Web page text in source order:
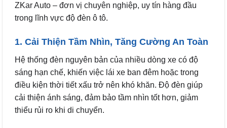
ZKar Auto – đơn vị chuyên nghiệp, uy tín hàng đầu
trong lĩnh vực độ đèn ô tô.
1. Cải Thiện Tầm Nhìn, Tăng Cường An Toàn
Hệ thống đèn nguyên bản của nhiều dòng xe có độ
sáng hạn chế, khiến việc lái xe ban đêm hoặc trong
điều kiện thời tiết xấu trở nên khó khăn. Độ đèn giúp
cải thiện ánh sáng, đảm bảo tầm nhìn tốt hơn, giảm
thiểu rủi ro khi di chuyển.